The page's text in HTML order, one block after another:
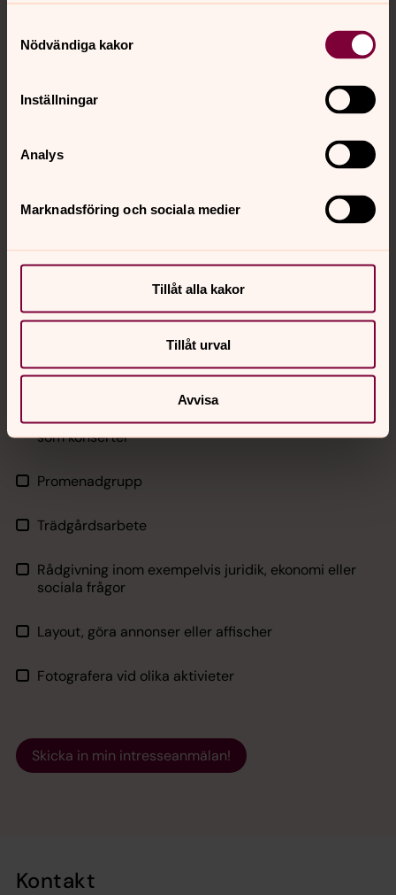
Nödvändiga kakor
Inställningar
Analys
Marknadsföring och sociala medier
Tillåt alla kakor
Tillåt urval
Avvisa
Söndagsskola
Kyrkkaffevärd
Medverka i samtalsgrupp om kristen tro/Bibeln
samband med musiklunch eller på Café Världen
Tant Grön, second handbutik
Sång och musik
Möblera och ställa i ordning inför olika evenemang
som konserter
Promenadgrupp
Trädgårdsarbete
Rådgivning inom exempelvis juridik, ekonomi eller
sociala frågor
Layout, göra annonser eller affischer
Fotografera vid olika aktivieter
Skicka in min intresseanmälan!
Kontakt